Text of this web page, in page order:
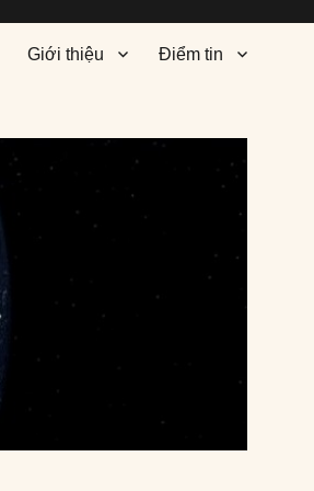
Giới thiệu Điểm tin